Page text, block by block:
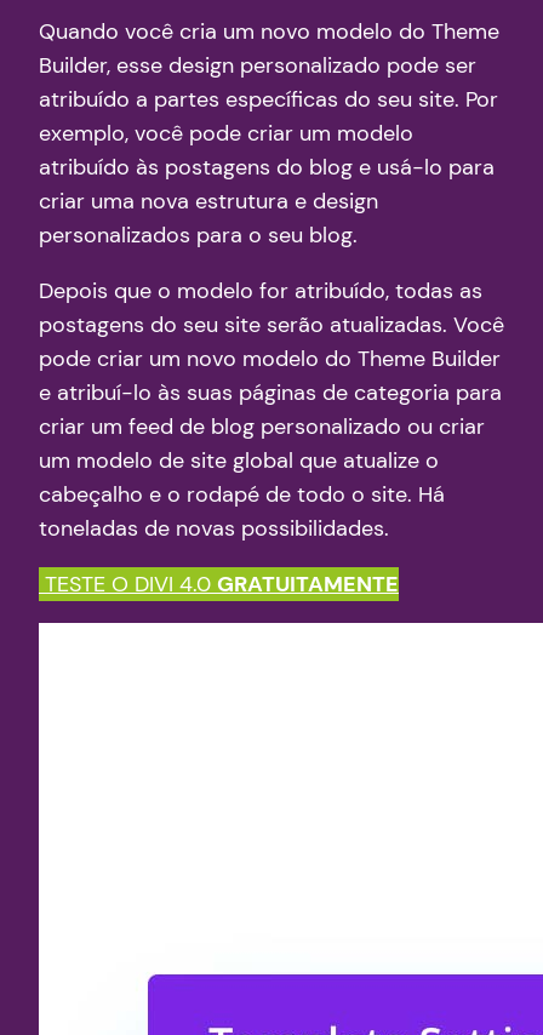
Quando você cria um novo modelo do Theme
Builder, esse design personalizado pode ser
atribuído a partes específicas do seu site. Por
exemplo, você pode criar um modelo
atribuído às postagens do blog e usá-lo para
criar uma nova estrutura e design
personalizados para o seu blog.
Depois que o modelo for atribuído, todas as
postagens do seu site serão atualizadas. Você
pode criar um novo modelo do Theme Builder
e atribuí-lo às suas páginas de categoria para
criar um feed de blog personalizado ou criar
um modelo de site global que atualize o
cabeçalho e o rodapé de todo o site. Há
toneladas de novas possibilidades.
TESTE O DIVI 4.0 GRATUITAMENTE